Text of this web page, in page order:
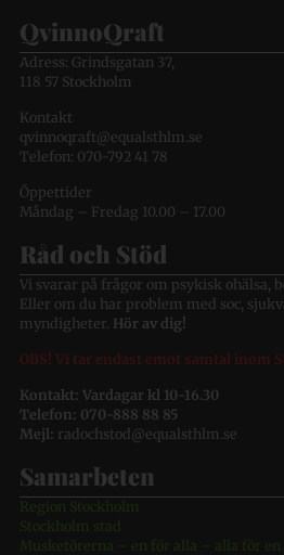
QvinnoQraft
Adress: Grindsgatan 37,
118 57 Stockholm
Kontakt
qvinnoqraft@equalsthlm.se
Telefon: 070-792 41 78
Öppettider
Måndag – Fredag 10.00 – 17.00
Råd och Stöd
Vi svarar på frågor om psykisk ohälsa,
Eller om du har problem med soc,
myndigheter.
Hör av dig!
OBS! Vi tar endast emot samtal inom
Kontakt: Vardagar kl 10-16.30
Telefon: 070-888 88 85
Mejl: radochstod@equalsthlm.se
Samarbeten
Region Stockholm
Stockholm stad
Musketörerna – en för alla – alla för en